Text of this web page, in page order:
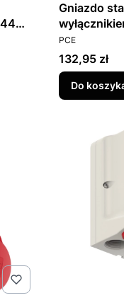
Gniazdo
925-6W
PRODUCENT
PCE
Cena
132,95 zł
Do